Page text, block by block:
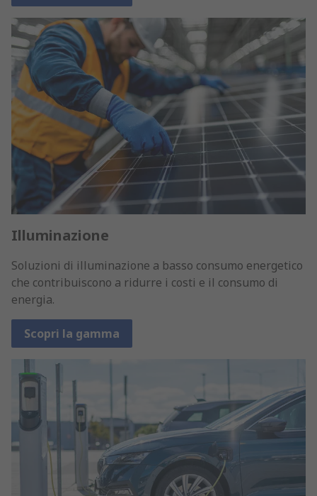
Illuminazione
Soluzioni di illuminazione a basso consumo energetico
che contribuiscono a ridurre i costi e il consumo di
energia.
Scopri la gamma